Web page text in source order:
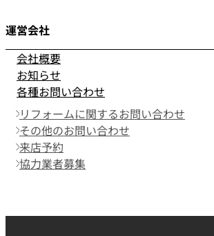
運営会社
会社概要
お知らせ
各種お問い合わせ
リフォームに関するお問い合わせ
その他のお問い合わせ
来店予約
協力業者募集